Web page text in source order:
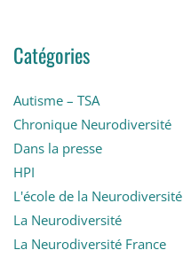
Catégories
Autisme – TSA
Chronique Neurodiversité
Dans la presse
HPI
L'école de la Neurodiversité
La Neurodiversité
La Neurodiversité France